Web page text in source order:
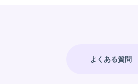
よくある質問